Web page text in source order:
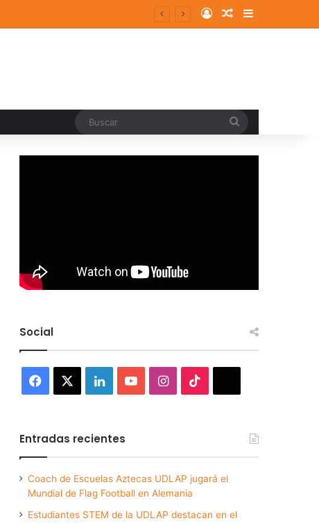
Log InRandom Article
Sidebar
Social
Facebook LinkedInYouTubeInstagram
Entradas recientes
Coach de Escuelas Aztecas UDLAP jugará el
Mundial de Flag Football en Alemania
Estudiantes STEM de la UDLAP destacan en el